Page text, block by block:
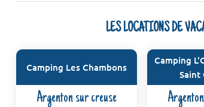
LES LOCATIONS DE
Camping Les Chambons
Argenton sur creuse
Camping
Saint